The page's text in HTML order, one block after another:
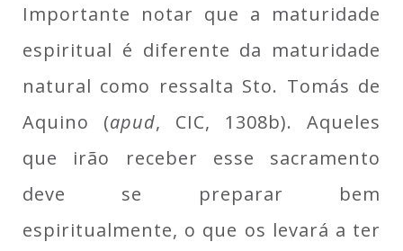
Importante notar que a maturidade
espiritual é diferente da maturidade
natural como ressalta Sto. Tomás de
Aquino (apud, CIC, 1308b). Aqueles
que irão receber esse sacramento
deve se preparar bem
espiritualmente, o que os levará a ter